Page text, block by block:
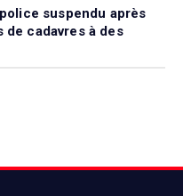
suspendu après
de cadavres à des